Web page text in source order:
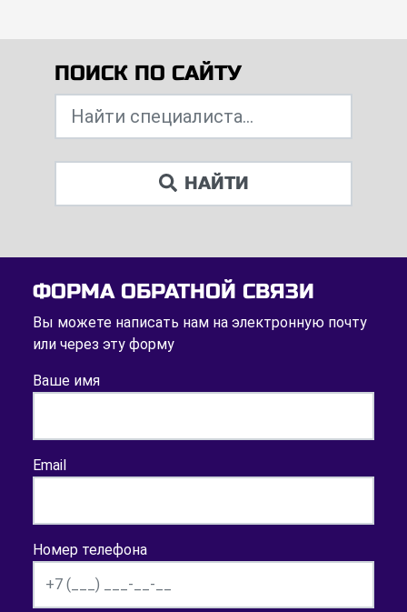
ПОИСК ПО САЙТУ
НАЙТИ
ФОРМА ОБРАТНОЙ СВЯЗИ
Вы можете написать нам на электронную почту
или через эту форму
Ваше имя
Email
Номер телефона